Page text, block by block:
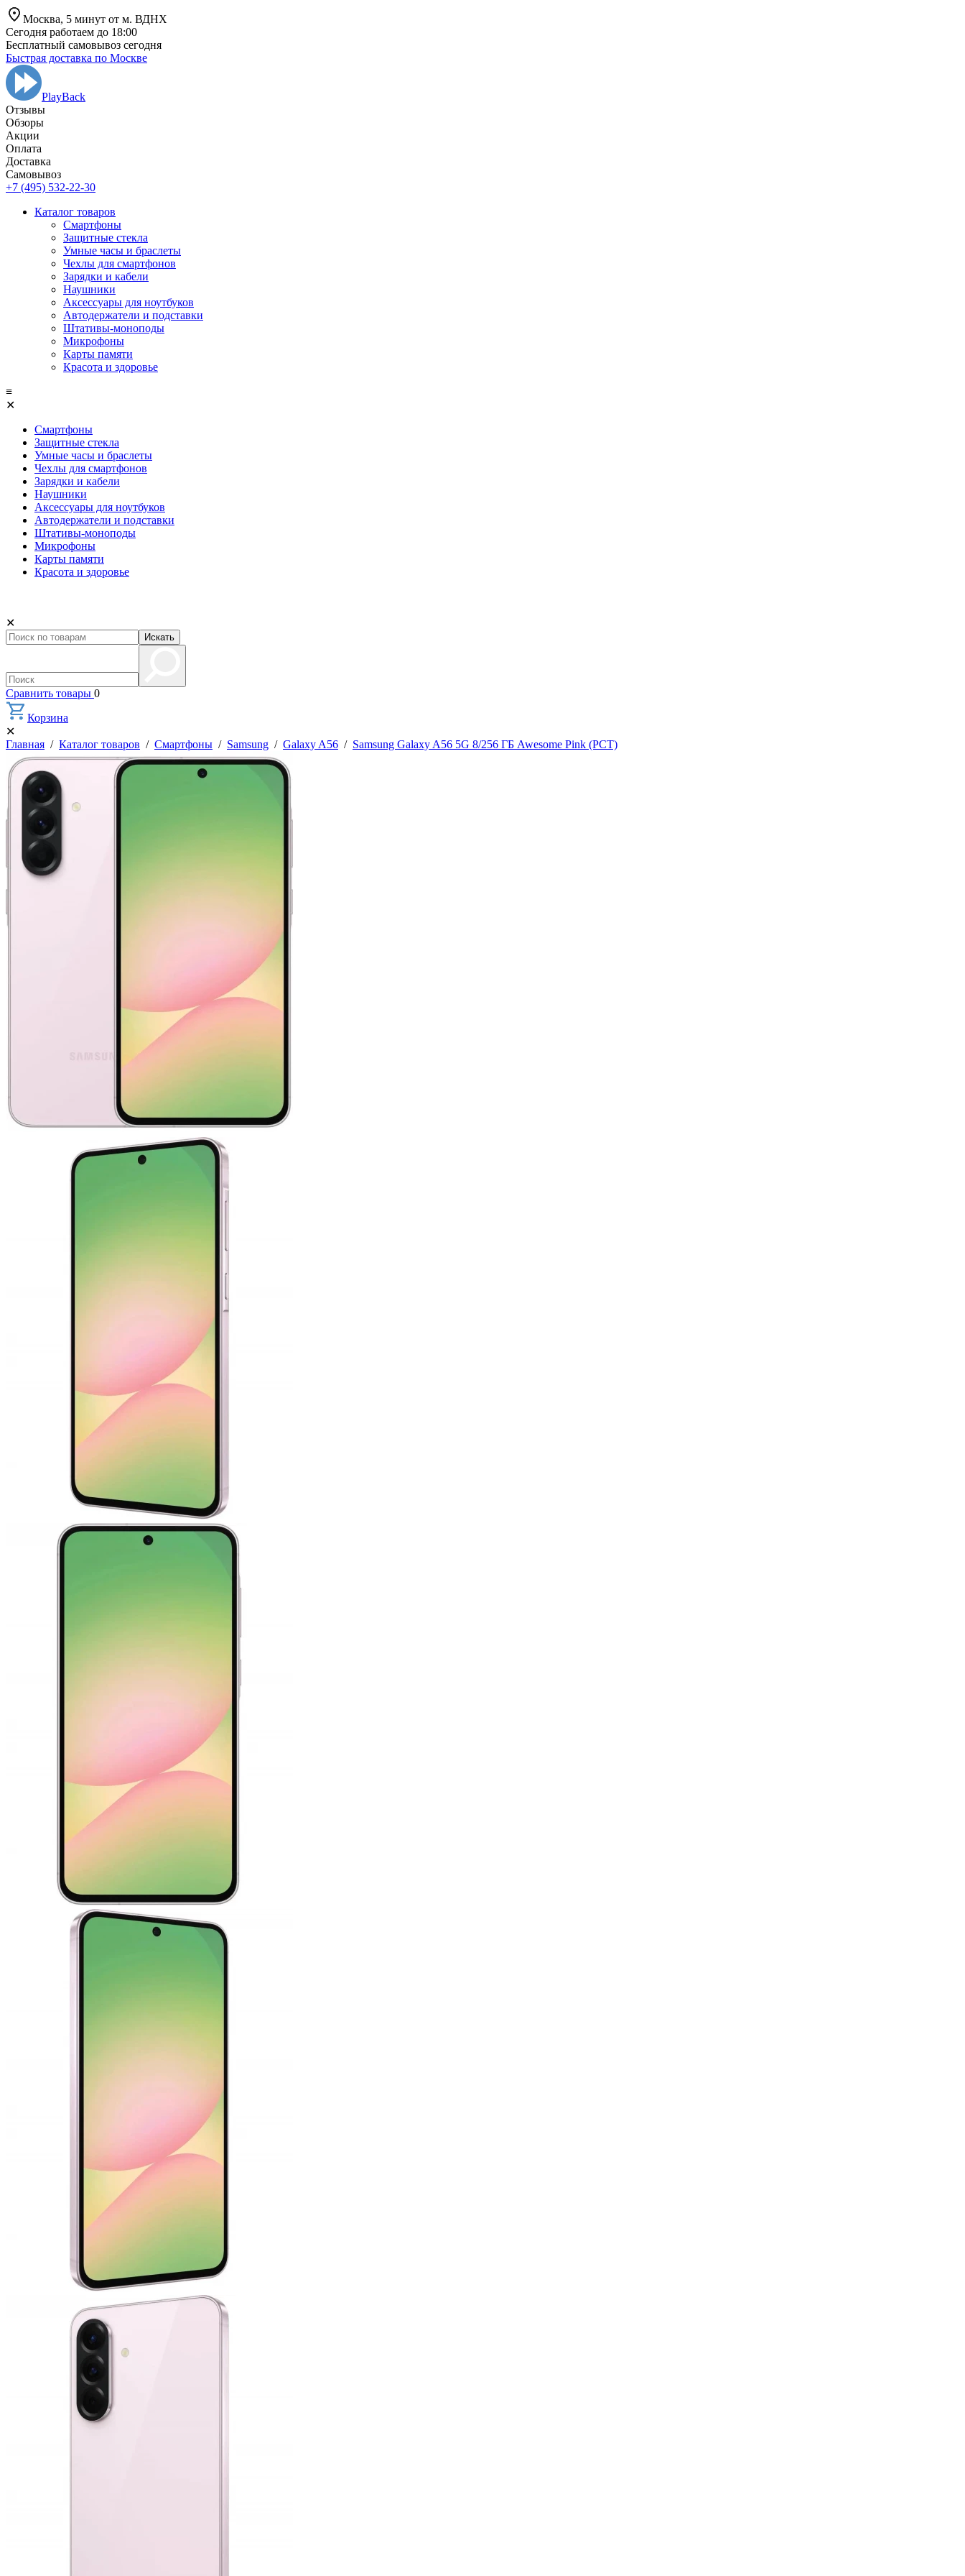
Москва, 5 минут от м. ВДНХ
Сегодня работаем до 18:00
Бесплатный самовывоз сегодня
Быстрая доставка по Москве
PlayBack
Отзывы
Обзоры
Aкции
Оплата
Доставка
Самовывоз
+7 (495) 532-22-30
Каталог товаров
Смартфоны
Защитные стекла
Умные часы и браслеты
Чехлы для смартфонов
Зарядки и кабели
Наушники
Аксессуары для ноутбуков
Автодержатели и подставки
Штативы-моноподы
Микрофоны
Карты памяти
Красота и здоровье
≡
✕
Смартфоны
Защитные стекла
Умные часы и браслеты
Чехлы для смартфонов
Зарядки и кабели
Наушники
Аксессуары для ноутбуков
Автодержатели и подставки
Штативы-моноподы
Микрофоны
Карты памяти
Красота и здоровье
✕
Искать
Сравнить товары 0
Корзина
✕
Главная / Каталог товаров / Смартфоны / Samsung / Galaxy A56 / Samsung Galaxy A56 5G 8/256 ГБ Awesome Pink (РСТ)